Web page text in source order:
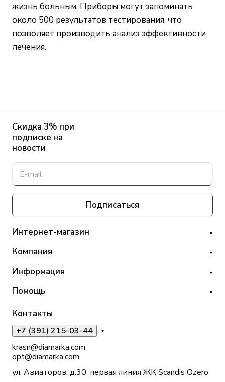
жизнь больным. Приборы могут запоминать
около 500 результатов тестирования, что
позволяет производить анализ эффективности
лечения.
Скидка 3% при
подписке на
новости
Подписаться
Интернет-магазин
Компания
Информация
Помощь
Контакты
+7 (391) 215-03-44
krasn@diamarka.com
opt@diamarka.com
ул. Авиаторов, д.30, первая линия ЖК Scandis Ozero